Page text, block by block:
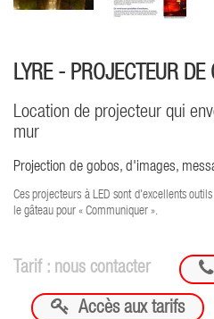
LYRE - PROJECTEUR DE
Location de projecteur qui
mur
Projection de gobos, d'images,
Ces projecteurs à LED sont d'excellents
le gâteau pour « Communiquer ».
Tarif : nous contacter 
 Accès aux tarifs